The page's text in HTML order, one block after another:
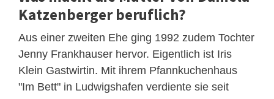
Katzenberger beruflich?
Aus einer zweiten Ehe ging 1992 zudem Tochter
Jenny Frankhauser hervor. Eigentlich ist Iris
Klein Gastwirtin. Mit ihrem Pfannkuchenhaus
"Im Bett" in Ludwigshafen verdiente sie seit